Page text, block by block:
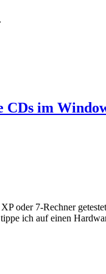
CDs im
oder 7-Rechner
ich auf einen